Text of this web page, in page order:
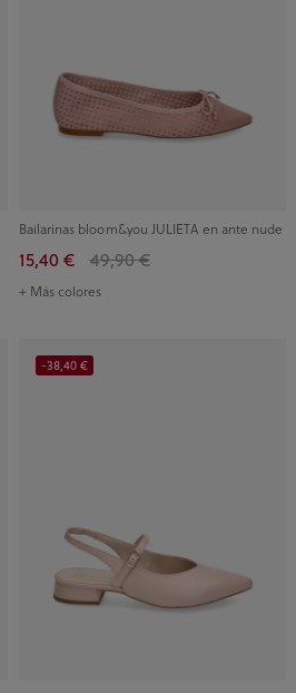
Bailarinas bloom&you JULIETA en ante nude
15,40 € 49,90 €
+ Más colores
-38,40 €